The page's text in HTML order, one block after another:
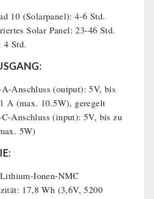
10 (Solarpanel): 4-6 Std.
Solar Panel: 23-46 Std.
4 Std.
Anschluss (output): 5V, bis
A (max. 10.5W), geregelt
Anschluss (input): 5V, bis zu
5W)
Ionen-NMC
17,8 Wh (3,6V, 5200